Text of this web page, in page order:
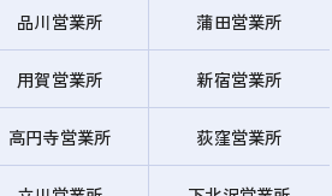
品川営業所 蒲田営業所
用賀営業所 新宿営業所
高円寺営業所 荻窪営業所